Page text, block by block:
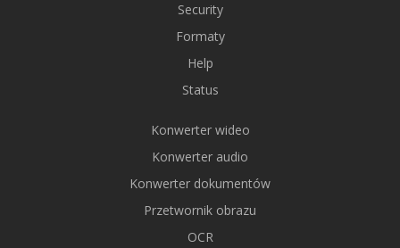
Security
Formaty
Help
Status
Konwerter wideo
Konwerter audio
Konwerter dokumentów
Przetwornik obrazu
OCR